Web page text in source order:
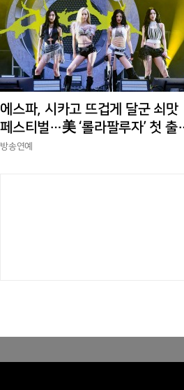
에스파, 시카고 뜨겁게 달군 쇠맛
페스티벌…美 ‘롤라팔루자’ 첫 출
부터 증명한 존재감
방송연예